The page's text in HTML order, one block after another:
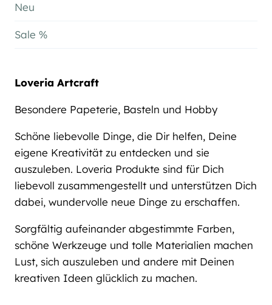
Neu
Sale %
Loveria Artcraft
Besondere Papeterie, Basteln und Hobby
Schöne liebevolle Dinge, die Dir helfen, Deine
eigene Kreativität zu entdecken und sie
auszuleben. Loveria Produkte sind für Dich
liebevoll zusammengestellt und unterstützen Dich
dabei, wundervolle neue Dinge zu erschaffen.
Sorgfältig aufeinander abgestimmte Farben,
schöne Werkzeuge und tolle Materialien machen
Lust, sich auszuleben und andere mit Deinen
kreativen Ideen glücklich zu machen.